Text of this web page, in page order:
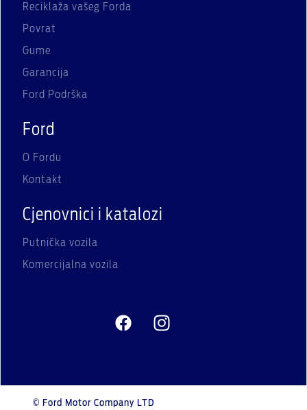
Reciklaža vašeg Forda
Povrat
Gume
Garancija
Ford Podrška
Ford
O Fordu
Kontakt
Cjenovnici i katalozi
Putnička vozila
Komercijalna vozila
© Ford Motor Company LTD